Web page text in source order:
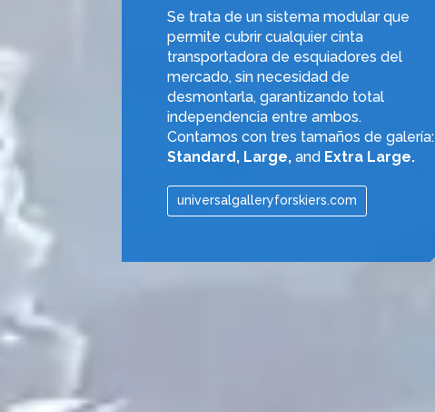
Se trata de un sistema modular que
permite cubrir cualquier cinta
transportadora de esquiadores del
mercado, sin necesidad de
desmontarla, garantizando total
independencia entre ambos.
Contamos con tres tamaños de galería:
Standard, Large,and Extra Large.
universalgalleryforskiers.com